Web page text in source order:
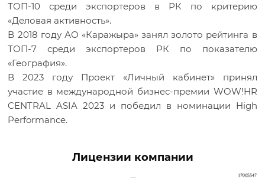
ТОП-10 среди экспортеров в РК по критерию
«Деловая активность».
В 2018 году АО «Каражыра» занял золото рейтинга в
ТОП-7 среди экспортеров РК по показателю
«География».
В 2023 году Проект «Личный кабинет» принял
участие в международной бизнес-премии WOW!HR
CENTRAL ASIA 2023 и победил в номинации High
Performance.
Лицензии компании